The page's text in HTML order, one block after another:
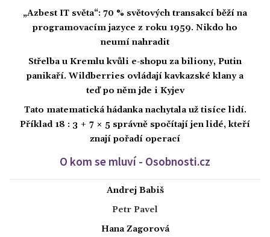
„Azbest IT světa“: 70 % světových transakcí běží na
programovacím jazyce z roku 1959. Nikdo ho
neumí nahradit
Střelba u Kremlu kvůli e-shopu za biliony, Putin
panikaří. Wildberries ovládají kavkazské klany a
teď po něm jde i Kyjev
Tato matematická hádanka nachytala už tisíce lidí.
Příklad 18 : 3 + 7 × 5 správně spočítají jen lidé, kteří
znají pořadí operací
O kom se mluví - Osobnosti.cz
Andrej Babiš
Petr Pavel
Hana Zagorová